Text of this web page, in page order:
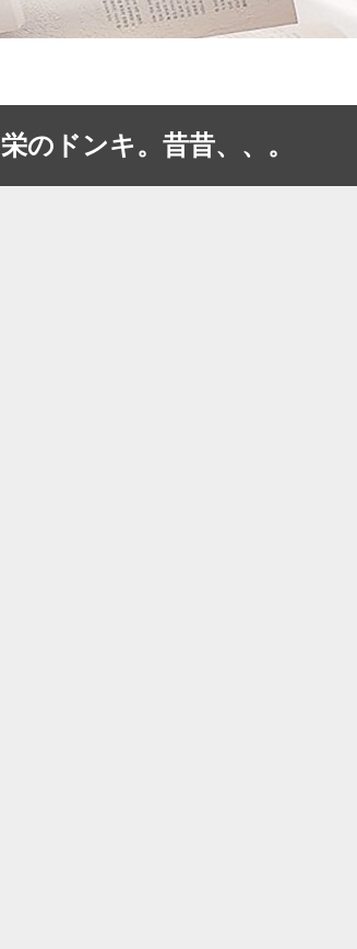
栄のドンキ。昔昔、、。